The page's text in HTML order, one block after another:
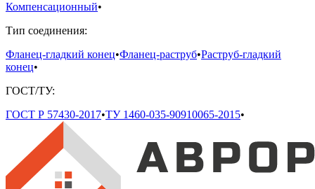
Компенсационный•
Тип соединения:
Фланец-гладкий конец•Фланец-раструб•Раструб-гладкий
конец•
ГОСТ/ТУ:
ГОСТ Р 57430-2017•ТУ 1460-035-90910065-2015•